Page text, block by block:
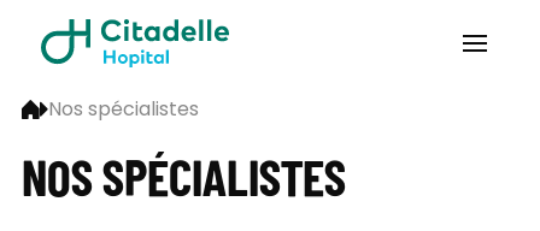
Nos spécialistes
NOS SPÉCIALISTES